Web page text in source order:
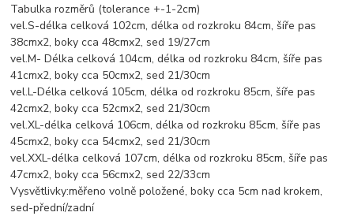
Tabulka rozměrů (tolerance +-1-2cm)
vel.S-délka celková 102cm, délka od rozkroku 84cm, šíře pas
38cmx2, boky cca 48cmx2, sed 19/27cm
vel.M- Délka celková 104cm, délka od rozkroku 84cm, šíře pas
41cmx2, boky cca 50cmx2, sed 21/30cm
vel.L-Délka celková 105cm, délka od rozkroku 85cm, šíře pas
42cmx2, boky cca 52cmx2, sed 21/30cm
vel.XL-délka celková 106cm, délka od rozkroku 85cm, šíře pas
45cmx2, boky cca 54cmx2, sed 21/30cm
vel.XXL-délka celková 107cm, délka od rozkroku 85cm, šíře pas
47cmx2, boky cca 56cmx2, sed 22/33cm
Vysvětlivky:měřeno volně položené, boky cca 5cm nad krokem,
sed-přední/zadní